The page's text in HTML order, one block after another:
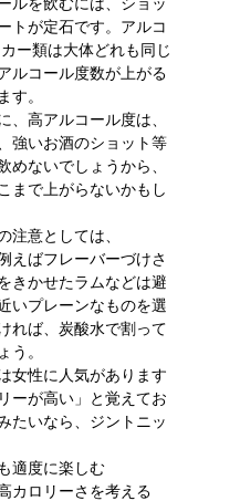
トが定石です。アルコ
ー類は大体どれも同じ
ルコール度数が上がる
す。
、高アルコール度は、
強いお酒のショット等
めないでしょうから、
まで上がらないかもし
注意としては、
えばフレーバーづけさ
きかせたラムなどは避
いプレーンなものを選
れば、炭酸水で割って
う。
女性に人気があります
ーが高い」と覚えてお
たいなら、ジントニッ
適度に楽しむ
カロリーさを考える